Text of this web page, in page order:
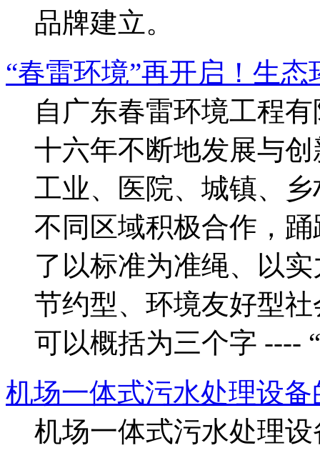
品牌建立。
“春雷环境”再开启！生
自广东春雷环境工程
十六年不断地发展与
工业、医院、城镇、
不同区域积极合作，
了以标准为准绳、以
节约型、环境友好型
可以概括为三个字 ----
机场一体式污水处理设
机场一体式污水处理